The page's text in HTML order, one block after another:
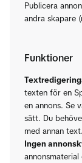
Publicera
andra skapare
Funktioner
texten för en
en annons. Se
sätt. Du
med annan text.
Ingen